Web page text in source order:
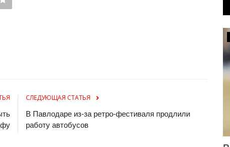
СЛЕДУЮЩАЯ СТАТЬЯ
В Павлодаре из-за ретро-фестиваля продлили
работу автобусов